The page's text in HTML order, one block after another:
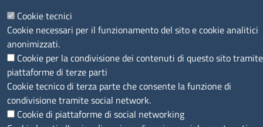
SEGUICI SU
MENÙ PRIVACY
Note legali Privacy e cookie policy Accesso riservato
© 2023 SNI Servizio Nuove Imprese
Cookie tecnici
Cookie necessari per il funzionamento del sito e cookie analitici
anonimizzati.
Cookie per la condivisione dei contenuti di questo sito tramite
piattaforme di terze parti
Cookie tecnico di terza parte che consente la funzione di
condivisione tramite social network.
Cookie di piattaforme di social networking